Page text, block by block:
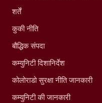
शर्तें
कुकी नीति
बौद्धिक संपदा
कम्युनिटी दिशानिर्देश
कोलोराडो सुरक्षा नीति जानकारी
कम्युनिटी की जानकारी